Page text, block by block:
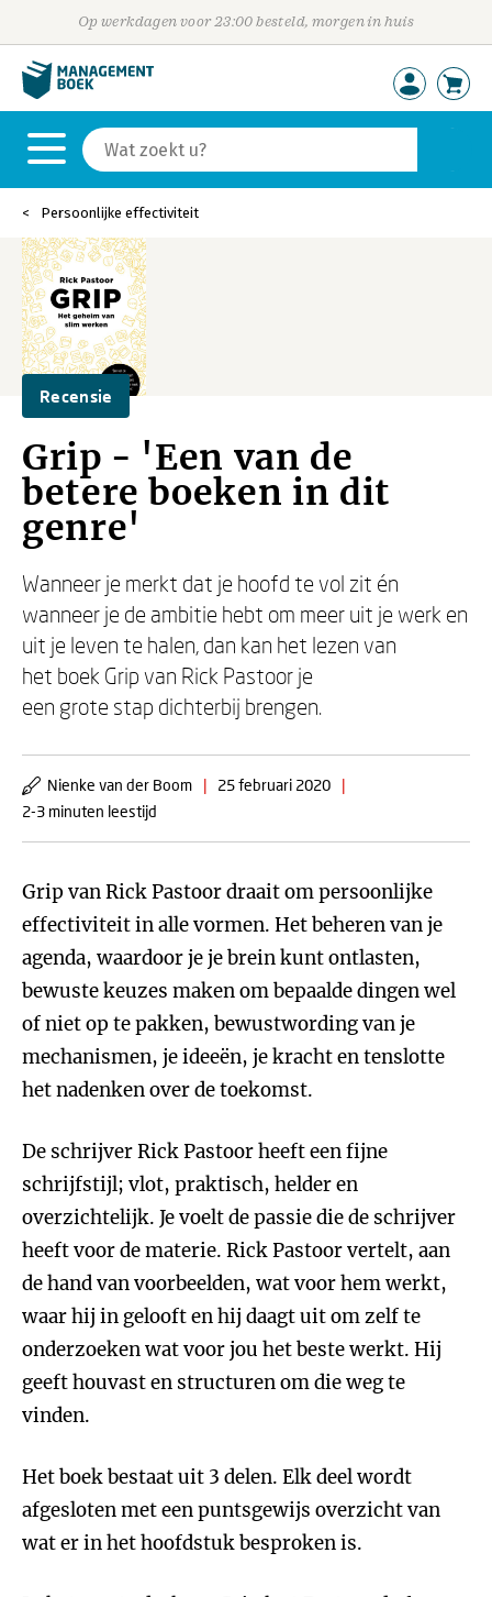
Op werkdagen voor 23:00 besteld, morgen in huis
Persoonlijke effectiviteit
Recensie
Grip - 'Een van de
betere boeken in dit
genre'
Wanneer je merkt dat je hoofd te vol zit én
wanneer je de ambitie hebt om meer uit je werk en
uit je leven te halen, dan kan het lezen van
het boek Grip van Rick Pastoor je
een grote stap dichterbij brengen.
Nienke van der Boom | 25 februari 2020
|
2-3 minuten leestijd
Grip van Rick Pastoor draait om persoonlijke
effectiviteit in alle vormen. Het beheren van je
agenda, waardoor je je brein kunt ontlasten,
bewuste keuzes maken om bepaalde dingen wel
of niet op te pakken, bewustwording van je
mechanismen, je ideeën, je kracht en tenslotte
het nadenken over de toekomst.
De schrijver Rick Pastoor heeft een fijne
schrijfstijl; vlot, praktisch, helder en
overzichtelijk. Je voelt de passie die de schrijver
heeft voor de materie. Rick Pastoor vertelt, aan
de hand van voorbeelden, wat voor hem werkt,
waar hij in gelooft en hij daagt uit om zelf te
onderzoeken wat voor jou het beste werkt. Hij
geeft houvast en structuren om die weg te
vinden.
Het boek bestaat uit 3 delen. Elk deel wordt
afgesloten met een puntsgewijs overzicht van
wat er in het hoofdstuk besproken is.